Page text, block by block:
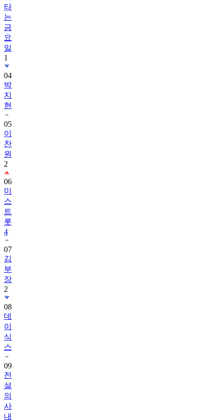
타
는
금
요
일
1
04
박
지
현
05
이
찬
원
2
06
미
스
트
롯
4
07
김
부
장
2
08
데
이
식
스
09
전
설
의
사
내